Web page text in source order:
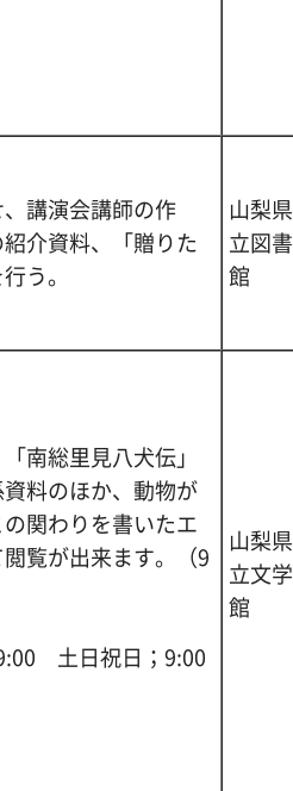
講演会講師の作
介資料、「贈りた
う。
山梨県
立図書
館
南総里見八犬伝」
料のほか、動物が
関わりを書いたエ
覧が出来ます。（9
土日祝日；9:00
山梨県
立文学
館